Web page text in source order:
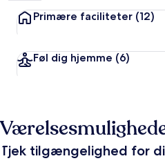
t
n
e
Primære faciliteter (12)
Føl dig hjemme (6)
Tjek tilgængelighed for